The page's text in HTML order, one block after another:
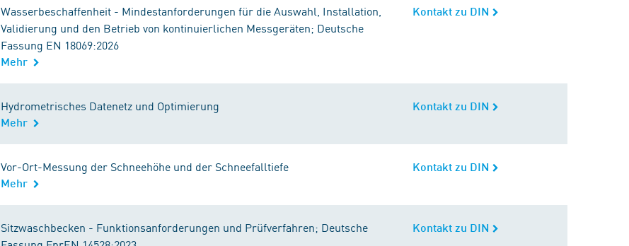
Wasserbeschaffenheit - Mindestanforderungen für die Auswahl, Installation,
Validierung und den Betrieb von kontinuierlichen Messgeräten; Deutsche
Fassung EN 18069:2026
Mehr
Kontakt zu DIN
Hydrometrisches Datenetz und Optimierung
Mehr
Kontakt zu DIN
Vor-Ort-Messung der Schneehöhe und der Schneefalltiefe
Mehr
Kontakt zu DIN
Sitzwaschbecken - Funktionsanforderungen und Prüfverfahren; Deutsche
Kontakt zu DIN